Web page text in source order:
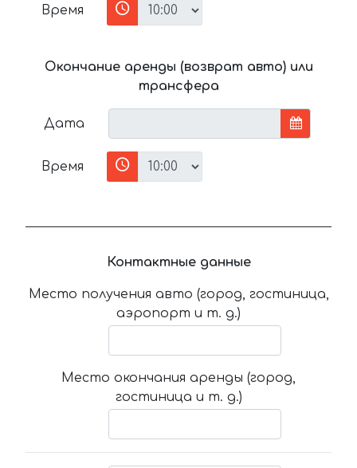
Время
Окончание аренды (возврат авто) или
трансфера
Дата
Время
Контактные данные
Место получения авто (город, гостиница,
аэропорт и т. д.)
Место окончания аренды (город,
гостиница и т. д.)